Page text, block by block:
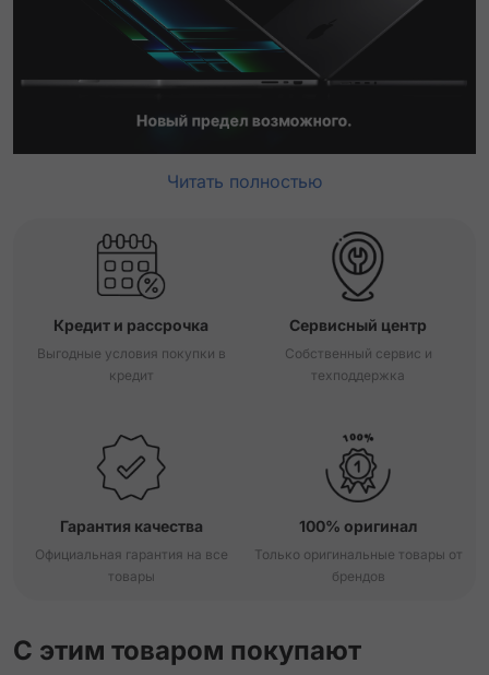
Читать полностью
Кредит и рассрочка
Выгодные условия покупки в
кредит
Сервисный центр
Собственный сервис и
техподдержка
Гарантия качества
Официальная гарантия на все
товары
100% оригинал
Только оригинальные товары от
брендов
С этим товаром покупают